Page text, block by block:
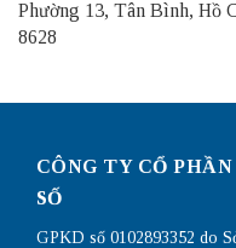
Phường 13, Tân Bình, Hồ
8628
CÔNG TY CỔ
SỐ
GPKD số 0102893352 do